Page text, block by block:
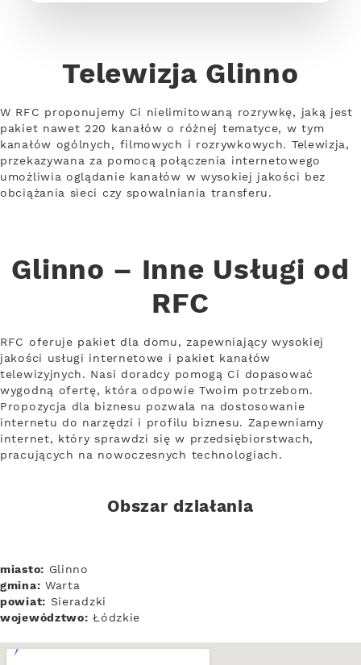
Telewizja Glinno
W RFC proponujemy Ci nielimitowaną rozrywkę, jaką jest
pakiet nawet 220 kanałów o różnej tematyce, w tym
kanałów ogólnych, filmowych i rozrywkowych. Telewizja,
przekazywana za pomocą połączenia internetowego
umożliwia oglądanie kanałów w wysokiej jakości bez
obciążania sieci czy spowalniania transferu.
Glinno – Inne Usługi od
RFC
RFC oferuje pakiet dla domu, zapewniający wysokiej
jakości usługi internetowe i pakiet kanałów
telewizyjnych. Nasi doradcy pomogą Ci dopasować
wygodną ofertę, która odpowie Twoim potrzebom.
Propozycja dla biznesu pozwala na dostosowanie
internetu do narzędzi i profilu biznesu. Zapewniamy
internet, który sprawdzi się w przedsiębiorstwach,
pracujących na nowoczesnych technologiach.
Obszar działania
miasto: Glinno
gmina: Warta
powiat: Sieradzki
województwo: Łódzkie